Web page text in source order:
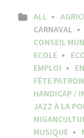
ALL
CARNAVAL
CONSEIL
ECOLE
EMPLOI
FÊTE
HANDICAP /
JAZZ À LA
MUSIQUE